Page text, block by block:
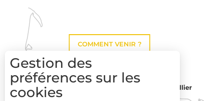
COMMENT VENIR ?
Montpellier
Gestion des
préférences sur les
cookies